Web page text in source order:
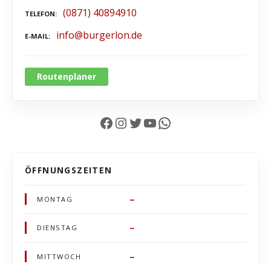
TELEFON (0871) 40894910
E-MAIL info@burgerlon.de
Routenplaner
Facebook InstagramTwitter YouTube WhatsApp
ÖFFNUNGSZEITEN
MONTAG –
DIENSTAG –
MITTWOCH –